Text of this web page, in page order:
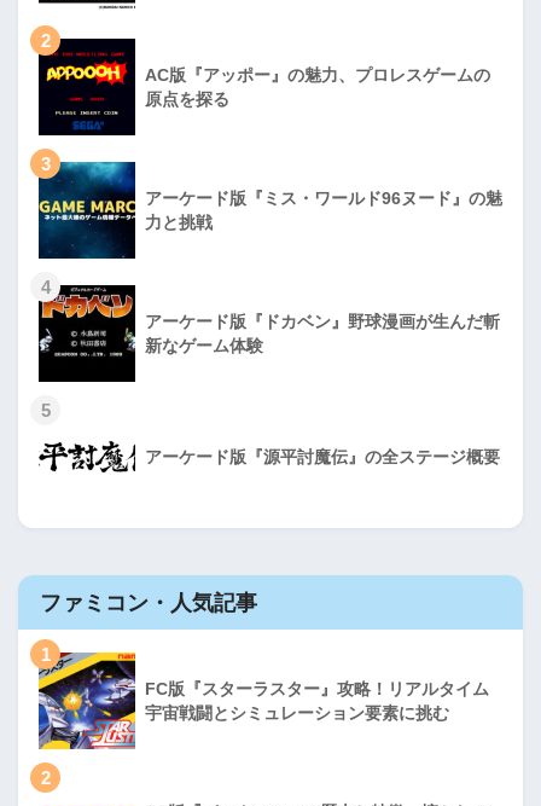
2
AC版『アッポー』の魅力、プロレスゲームの
原点を探る
3
アーケード版『ミス・ワールド96ヌード』の魅
力と挑戦
4
アーケード版『ドカベン』野球漫画が生んだ斬
新なゲーム体験
5
アーケード版『源平討魔伝』の全ステージ概要
ファミコン・人気記事
1
FC版『スターラスター』攻略！リアルタイム
宇宙戦闘とシミュレーション要素に挑む
2